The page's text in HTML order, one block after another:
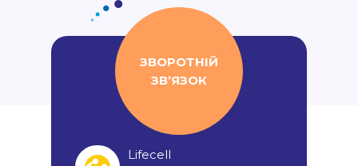
Lifecell
ЗВОРОТНІЙ
ЗВʼЯЗОК